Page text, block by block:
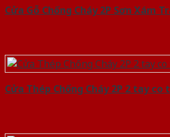
Cửa Gỗ Chống Cháy 2P Sơn Xám
Cửa Thép Chống Cháy 2P 2 tay co